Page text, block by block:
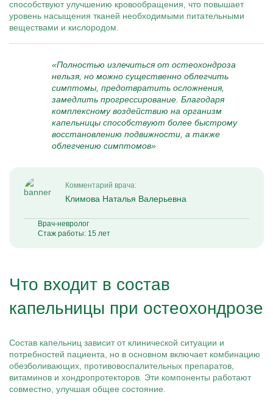
способствуют улучшению кровообращения, что повышает
уровень насыщения тканей необходимыми питательными
веществами и кислородом.
«Полностью излечиться от остеохондроза
нельзя, но можно существенно облегчить
симптомы, предотвратить осложнения,
замедлить прогрессирование. Благодаря
комплексному воздействию на организм
капельницы способствуют более быстрому
восстановлению подвижности, а также
облегчению симптомов»
Комментарий врача:
Климова Наталья Валерьевна
Врач-невролог
Стаж работы: 15 лет
Что входит в состав
капельницы при остеохондрозе
Состав капельниц зависит от клинической ситуации и
потребностей пациента, но в основном включает комбинацию
обезболивающих, противовоспалительных препаратов,
витаминов и хондропротекторов. Эти компоненты работают
совместно, улучшая общее состояние.